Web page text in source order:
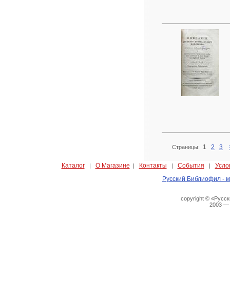
Страницы: 1 2 3
Каталог| О Магазине | Контакты | События |
Русский Библиофил -
copyright ©
2003 —